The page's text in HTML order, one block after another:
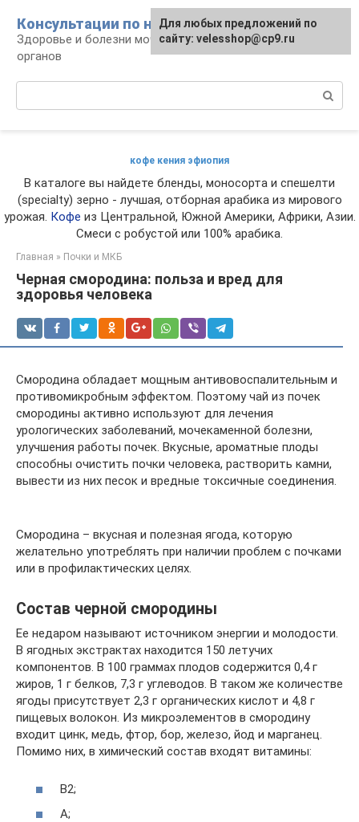
контенту
Консультации по нефрологии
Здоровье и болезни мочевыделительных
органов
кофе кения эфиопия
В каталоге вы найдете бленды, моносорта и спешелти
(specialty) зерно - лучшая, отборная арабика из мирового
урожая. Кофе из Центральной, Южной Америки, Африки, Азии.
Смеси с робустой или 100% арабика.
Главная » Почки и МКБ
Черная смородина: польза и вред для
здоровья человека
Смородина обладает мощным антивовоспалительным и
противомикробным эффектом. Поэтому чай из почек
смородины активно используют для лечения
урологических заболеваний, мочекаменной болезни,
улучшения работы почек. Вкусные, ароматные плоды
способны очистить почки человека, растворить камни,
вывести из них песок и вредные токсичные соединения.
Смородина – вкусная и полезная ягода, которую
желательно употреблять при наличии проблем с почками
или в профилактических целях.
Состав черной смородины
Ее недаром называют источником энергии и молодости.
В ягодных экстрактах находится 150 летучих
компонентов. В 100 граммах плодов содержится 0,4 г
жиров, 1 г белков, 7,3 г углеводов. В таком же количестве
ягоды присутствует 2,3 г органических кислот и 4,8 г
пищевых волокон. Из микроэлементов в смородину
входит цинк, медь, фтор, бор, железо, йод и марганец.
Помимо них, в химический состав входят витамины:
В2;
А;
Для любых предложений по
сайту: velesshop@cp9.ru